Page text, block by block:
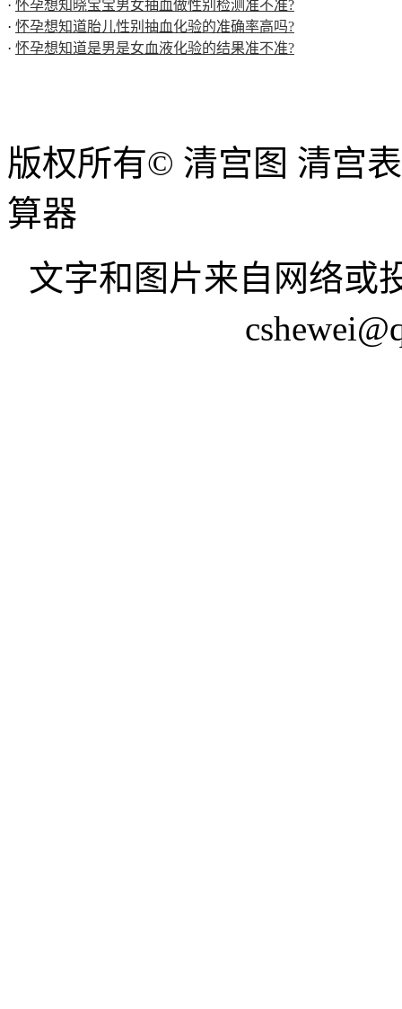
· 怀孕想知晓宝宝男女抽血做性别检测准不准?
· 怀孕想知道胎儿性别抽血化验的准确率高吗?
· 怀孕想知道是男是女血液化验的结果准不准?
版权所有© 清宫图 清宫
算器
文字和图片来自网络或